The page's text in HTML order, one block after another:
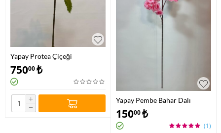
Yapay Protea Çiçeği
75000₺
+
−
Yapay Pembe Bahar Dalı
15000₺
(1)